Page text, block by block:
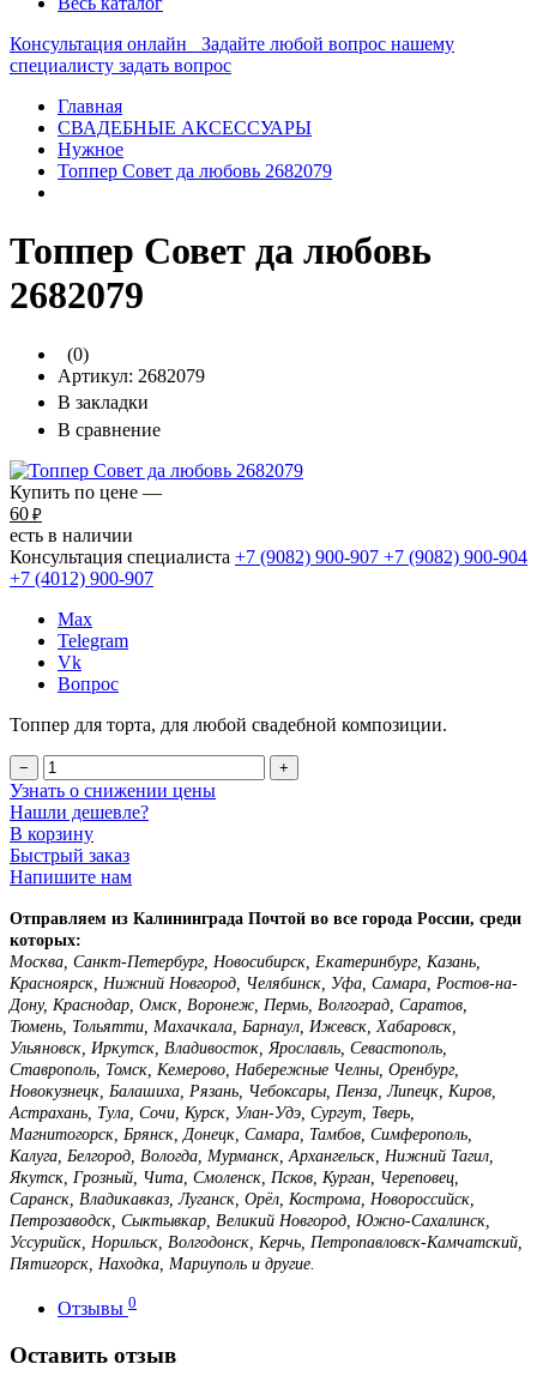
Консультация онлайн
Задайте любой вопрос нашему
специалисту задать вопрос
Главная
СВАДЕБНЫЕ АКСЕССУАРЫ
Нужное
Топпер Совет да любовь 2682079
Топпер Совет да любовь
2682079
(0)
Артикул: 2682079
В закладки
В сравнение
Купить по цене —
60 ₽
есть в наличии
Консультация специалиста +7 (9082) 900-907 +7 (9082) 900-904
+7 (4012) 900-907
Max
Telegram
Vk
Вопрос
Топпер для торта, для любой свадебной композиции.
− +
Узнать о снижении цены
Нашли дешевле?
В корзину
Быстрый заказ
Напишите нам
Отправляем из Калининграда Почтой во все города России, среди
которых:
Москва, Санкт-Петербург, Новосибирск, Екатеринбург, Казань,
Красноярск, Нижний Новгород, Челябинск, Уфа, Самара, Ростов-на-
Дону, Краснодар, Омск, Воронеж, Пермь, Волгоград, Саратов,
Тюмень, Тольятти, Махачкала, Барнаул, Ижевск, Хабаровск,
Ульяновск, Иркутск, Владивосток, Ярославль, Севастополь,
Ставрополь, Томск, Кемерово, Набережные Челны, Оренбург,
Новокузнецк, Балашиха, Рязань, Чебоксары, Пенза, Липецк, Киров,
Астрахань, Тула, Сочи, Курск, Улан-Удэ, Сургут, Тверь,
Магнитогорск, Брянск, Донецк, Самара, Тамбов, Симферополь,
Калуга, Белгород, Вологда, Мурманск, Архангельск, Нижний Тагил,
Якутск, Грозный, Чита, Смоленск, Псков, Курган, Череповец,
Саранск, Владикавказ, Луганск, Орёл, Кострома, Новороссийск,
Петрозаводск, Сыктывкар, Великий Новгород, Южно-Сахалинск,
Уссурийск, Норильск, Волгодонск, Керчь, Петропавловск-Камчатский,
Пятигорск, Находка, Мариуполь и другие.
Отзывы 0
Оставить отзыв